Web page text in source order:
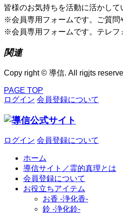
皆様のお気持ちを活動に活かして
※会員専用フォームです。ご質問
※会員専用フォームです。テレ
関連
Copy right © 導信. All rigjts
PAGE TOP
ログイン 会員登録について
ログイン 会員登録について
ホーム
導信サイト／霊的真理とは
会員登録について
お役立ちアイテム
お香 ‐浄化香‐
鈴 ‐浄化鈴‐